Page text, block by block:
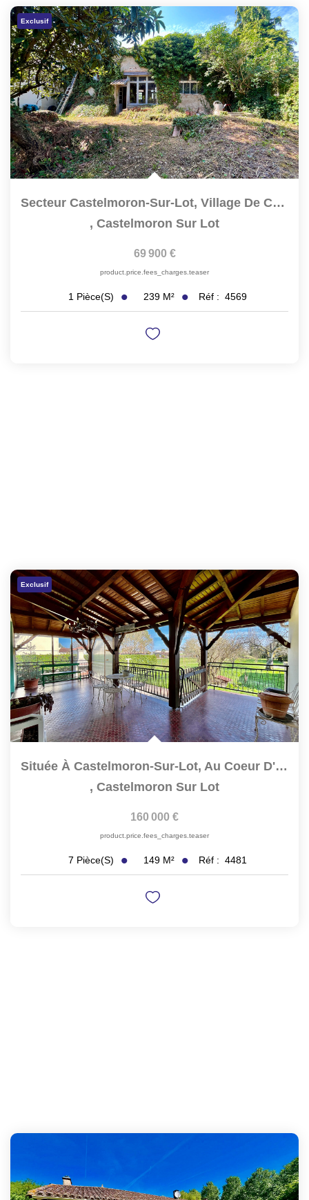
Exclusif
Secteur Castelmoron-Sur-Lot, Village De Caractère, Proche...
, Castelmoron Sur Lot
69 900 €
product.price.fees_charges.teaser
1 Pièce(s) 239 M² Réf : 4569
Exclusif
Située À Castelmoron-Sur-Lot, Au Coeur D'un Quartier Calme...
, Castelmoron Sur Lot
160 000 €
product.price.fees_charges.teaser
7 Pièce(s) 149 M² Réf : 4481